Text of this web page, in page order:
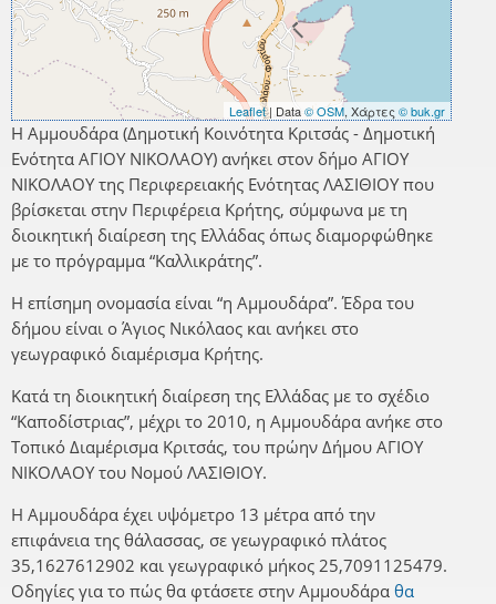
Leaflet| Data© OSM, Χάρτες © buk.gr
Η Αμμουδάρα (Δημοτική Κοινότητα Κριτσάς - Δημοτική
Ενότητα ΑΓΙΟΥ ΝΙΚΟΛΑΟΥ) ανήκει στον δήμο ΑΓΙΟΥ
ΝΙΚΟΛΑΟΥ της Περιφερειακής Ενότητας ΛΑΣΙΘΙΟΥ που
βρίσκεται στην Περιφέρεια Κρήτης, σύμφωνα με τη
διοικητική διαίρεση της Ελλάδας όπως διαμορφώθηκε
με το πρόγραμμα “Καλλικράτης”.
Η επίσημη ονομασία είναι “η Αμμουδάρα”. Έδρα του
δήμου είναι ο Άγιος Νικόλαος και ανήκει στο
γεωγραφικό διαμέρισμα Κρήτης.
Κατά τη διοικητική διαίρεση της Ελλάδας με το σχέδιο
“Καποδίστριας”, μέχρι το 2010, η Αμμουδάρα ανήκε στο
Τοπικό Διαμέρισμα Κριτσάς, του πρώην Δήμου ΑΓΙΟΥ
ΝΙΚΟΛΑΟΥ του Νομού ΛΑΣΙΘΙΟΥ.
Η Αμμουδάρα έχει υψόμετρο 13 μέτρα από την
επιφάνεια της θάλασσας, σε γεωγραφικό πλάτος
35,1627612902 και γεωγραφικό μήκος 25,7091125479.
Οδηγίες για το πώς θα φτάσετε στην Αμμουδάρα θα